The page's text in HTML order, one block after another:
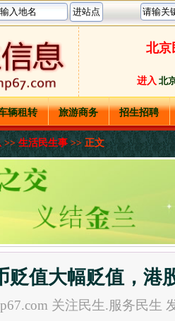
北京
进入 北
辆租转 旅游商务 招生招聘
>>生活民生事 >> 正文
贬值大幅贬值，港
关注民生.服务民生